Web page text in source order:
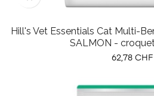
Hill's Vet Essentials Cat Multi-
SALMON -
Prix
62,78 CHF